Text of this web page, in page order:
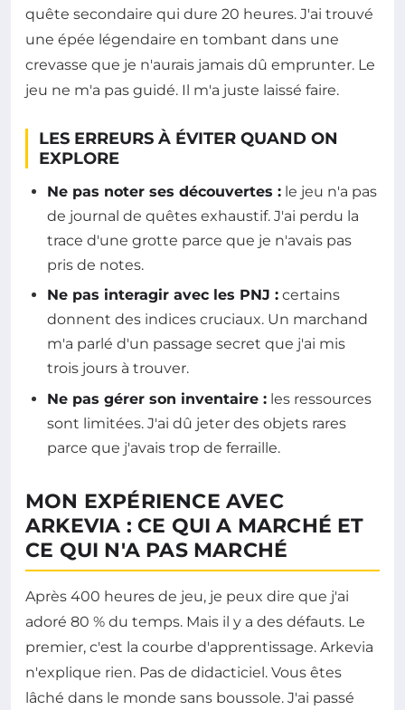
quête secondaire qui dure 20 heures. J'ai trouvé
une épée légendaire en tombant dans une
crevasse que je n'aurais jamais dû emprunter. Le
jeu ne m'a pas guidé. Il m'a juste laissé faire.
LES ERREURS À ÉVITER QUAND ON
EXPLORE
Ne pas noter ses découvertes : le jeu n'a pas
de journal de quêtes exhaustif. J'ai perdu la
trace d'une grotte parce que je n'avais pas
pris de notes.
Ne pas interagir avec les PNJ : certains
donnent des indices cruciaux. Un marchand
m'a parlé d'un passage secret que j'ai mis
trois jours à trouver.
Ne pas gérer son inventaire : les ressources
sont limitées. J'ai dû jeter des objets rares
parce que j'avais trop de ferraille.
MON EXPÉRIENCE AVEC
ARKEVIA : CE QUI A MARCHÉ ET
CE QUI N'A PAS MARCHÉ
Après 400 heures de jeu, je peux dire que j'ai
adoré 80 % du temps. Mais il y a des défauts. Le
premier, c'est la courbe d'apprentissage. Arkevia
n'explique rien. Pas de didacticiel. Vous êtes
lâché dans le monde sans boussole. J'ai passé